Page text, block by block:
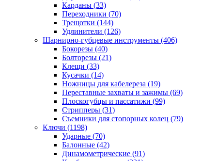
Карданы (33)
Переходники (70)
Трещотки (144)
Удлинители (126)
Шарнирно-губцевые инструменты (406)
Бокорезы (40)
Болторезы (21)
Клещи (33)
Кусачки (14)
Ножницы для кабелереза (19)
Переставные захваты и зажимы (69)
Плоскогубцы и пассатижи (99)
Стрипперы (31)
Съемники для стопорных колец (79)
Ключи (1198)
Ударные (70)
Балонные (42)
Динамометрические (91)